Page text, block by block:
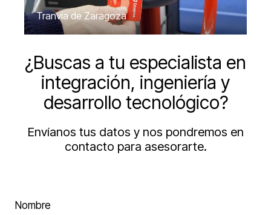
Tranvía de Zaragoza
¿Buscas a tu especialista en
integración, ingeniería y
desarrollo tecnológico?
Envíanos tus datos y nos pondremos en
contacto para asesorarte.